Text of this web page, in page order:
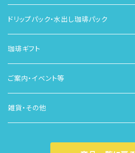
月の珈琲
単品
カフェインレス（デカフェ）
ドリップパック・水出し珈琲パック
定期便（サブスク）
珈琲ギフト
ご案内・イベント等
雑貨・その他